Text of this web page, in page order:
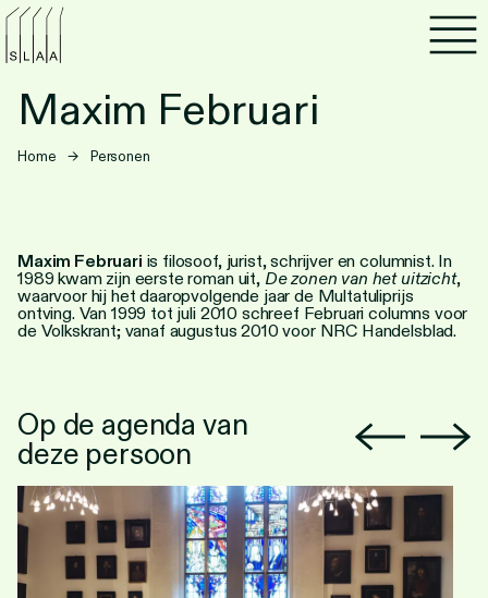
Maxim Februari
Home → Personen
Maxim Februari is filosoof, jurist, schrijver en columnist. In
1989 kwam zijn eerste roman uit, De zonen van het uitzicht,
waarvoor hij het daaropvolgende jaar de Multatuliprijs
ontving. Van 1999 tot juli 2010 schreef Februari columns voor
de Volkskrant; vanaf augustus 2010 voor NRC Handelsblad.
Op de agenda van
deze persoon
Agenda
Programma's
Lezen
Nieuwsbrief
Vacatures
Locaties
Personen
Toegankelijkheid